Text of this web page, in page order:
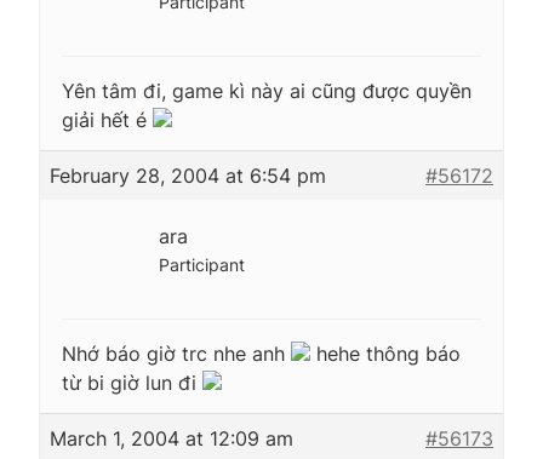
Yên tâm đi, game kì này ai cũng được quyền
giải hết é
February 28, 2004 at 6:54 pm #56172
ara
Participant
Nhớ báo giờ trc nhe anh
hehe thông báo
từ bi giờ lun đi
March 1, 2004 at 12:09 am #56173